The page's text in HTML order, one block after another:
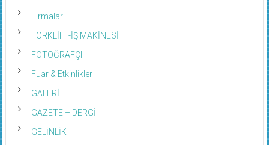
Firmalar
FORKLİFT-İŞ MAKİNESİ
FOTOĞRAFÇI
Fuar & Etkinlikler
GALERİ
GAZETE – DERGİ
GELİNLİK